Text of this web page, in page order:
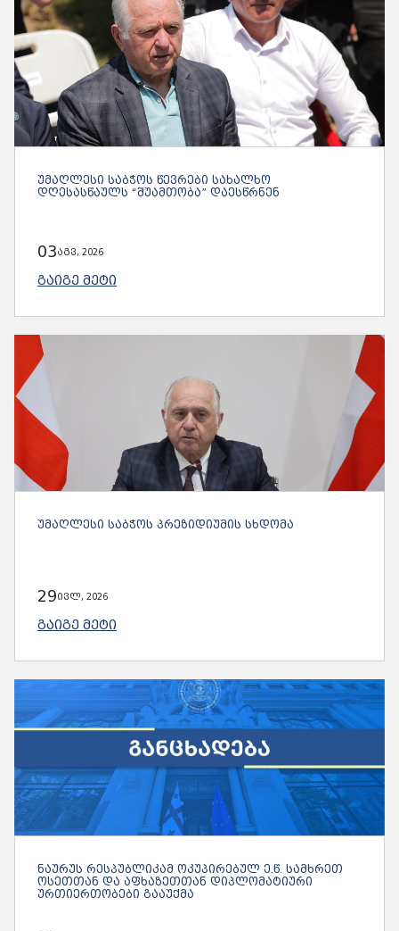
ᲣᲛᲐᲦᲚᲔᲡᲘ ᲡᲐᲑᲭᲝᲡ ᲬᲔᲕᲠᲔᲑᲘ ᲡᲐᲮᲐᲚᲮᲝ
ᲓᲦᲔᲡᲐᲡᲬᲐᲣᲚᲡ “ᲨᲣᲐᲛᲗᲝᲑᲐ” ᲓᲐᲔᲡᲬᲠᲜᲔᲜ
03აგვ, 2026
ᲒᲐᲘᲒᲔ ᲛᲔᲢᲘ
ᲣᲛᲐᲦᲚᲔᲡᲘ ᲡᲐᲑᲭᲝᲡ ᲞᲠᲔᲖᲘᲓᲘᲣᲛᲘᲡ ᲡᲮᲓᲝᲛᲐ
29ივლ, 2026
ᲒᲐᲘᲒᲔ ᲛᲔᲢᲘ
ᲜᲐᲣᲠᲣᲡ ᲠᲔᲡᲞᲣᲑᲚᲘᲙᲐᲛ ᲝᲙᲣᲞᲘᲠᲔᲑᲣᲚ Ე.Წ. ᲡᲐᲛᲮᲠᲔᲗ
ᲝᲡᲔᲗᲗᲐᲜ ᲓᲐ ᲐᲤᲮᲐᲖᲔᲗᲗᲐᲜ ᲓᲘᲞᲚᲝᲛᲐᲢᲘᲣᲠᲘ
ᲣᲠᲗᲘᲔᲠᲗᲝᲑᲔᲑᲘ ᲒᲐᲐᲣᲥᲛᲐ